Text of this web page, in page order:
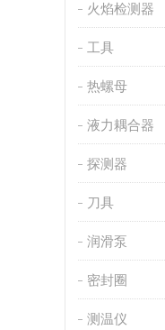
火焰检测器
工具
热螺母
液力耦合器
探测器
刀具
润滑泵
密封圈
测温仪